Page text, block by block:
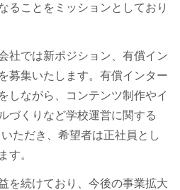
ることをミッションとしており
社では新ポジション、有償イン
募集いたします。有償インター
しながら、コンテンツ制作やイ
づくりなど学校運営に関する
ただき、希望者は正社員とし
す。
を続けており、今後の事業拡大